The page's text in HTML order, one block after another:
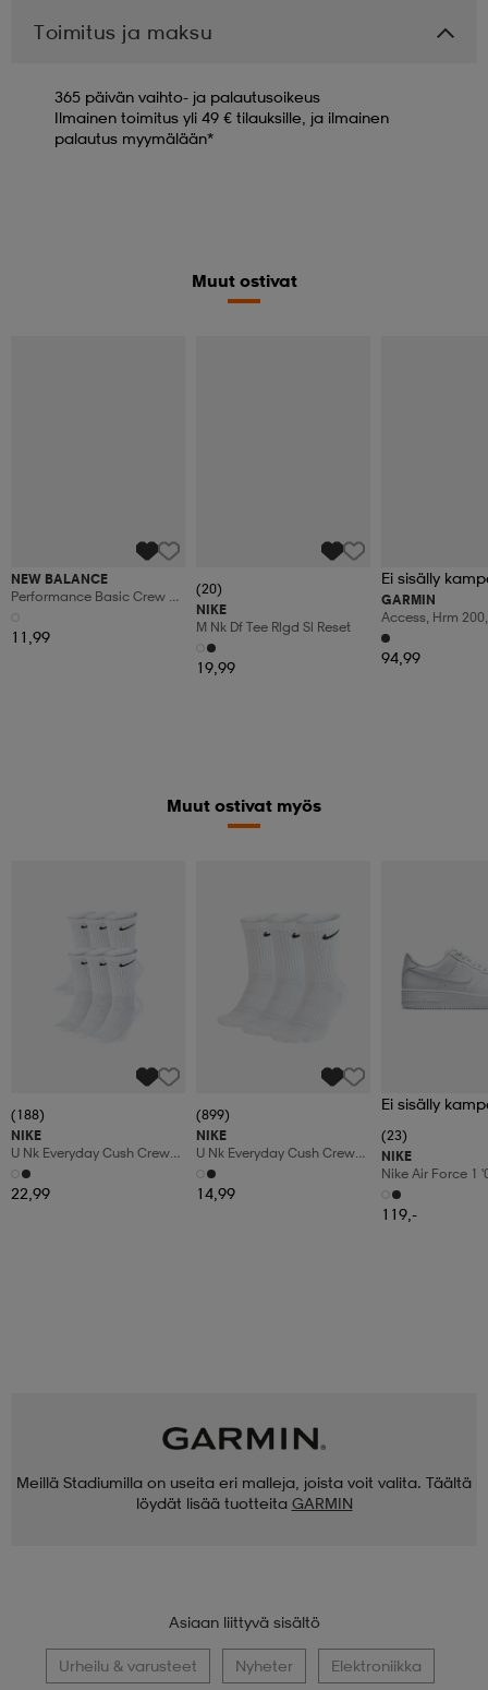
Toimitus ja maksu
365 päivän vaihto- ja palautusoikeus
Ilmainen toimitus yli 49 € tilauksille, ja ilmainen
palautus myymälään*
Muut ostivat
NEW BALANCE
Performance Basic Crew 3
11,99
(20)
NIKE
M Nk Df Tee Rlgd Sl Reset
19,99
Ei sisälly
GARMIN
Access, Hrm
94,99
Muut ostivat myös
(188)
NIKE
U Nk Everyday Cush Crew
6pr-Bd
22,99
(899)
NIKE
U Nk Everyday Cush Crew
3pr
14,99
Ei sisälly
(23)
NIKE
Nike Air Force 1
Shoes
119,-
Meillä Stadiumilla on useita eri malleja, joista voit valita. Täältä
löydät lisää tuotteita GARMIN
Asiaan liittyvä sisältö
Urheilu & varusteet Nyheter Elektroniikka